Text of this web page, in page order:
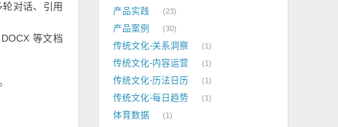
对话、引用
等文档
产品实践 23
产品案例 30
传统文化-关系洞察 1
传统文化-内容运营 1
传统文化-历法日历 1
传统文化-每日趋势 1
体育数据 1